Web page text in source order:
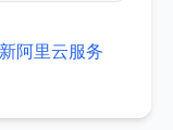
阿里云服务